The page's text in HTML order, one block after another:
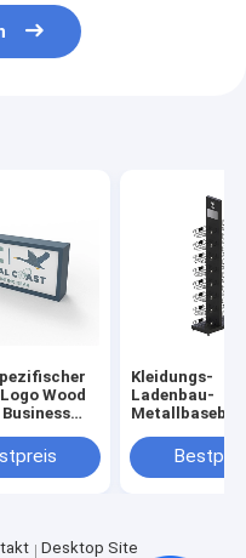
Wood
Uints
Kleidungs-
Ladenbau-
für
Desktop Site